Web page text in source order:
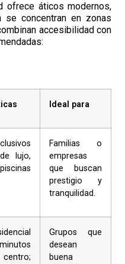
ofrece áticos modernos,
concentran en zonas
accesibilidad con
Ideal para
lujo,
Familias o
empresas
que buscan
prestigio y
tranquilidad.
Grupos que
desean
buena